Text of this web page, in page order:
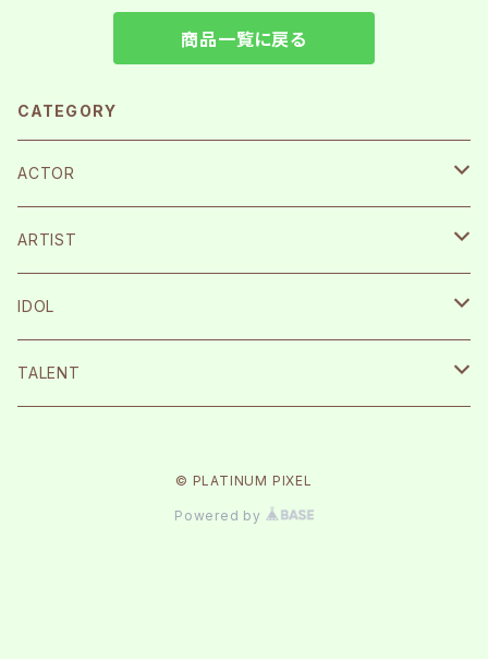
商品一覧に戻る
CATEGORY
ACTOR
宮崎湧
栗原航大
永島龍之介
ARTIST
SILENT SIREN
Protea*
IDOL
26時のマスカレイド
月に足跡を残した少女達は一体何を見たのか…
TALENT
© PLATINUM PIXEL
Powered by